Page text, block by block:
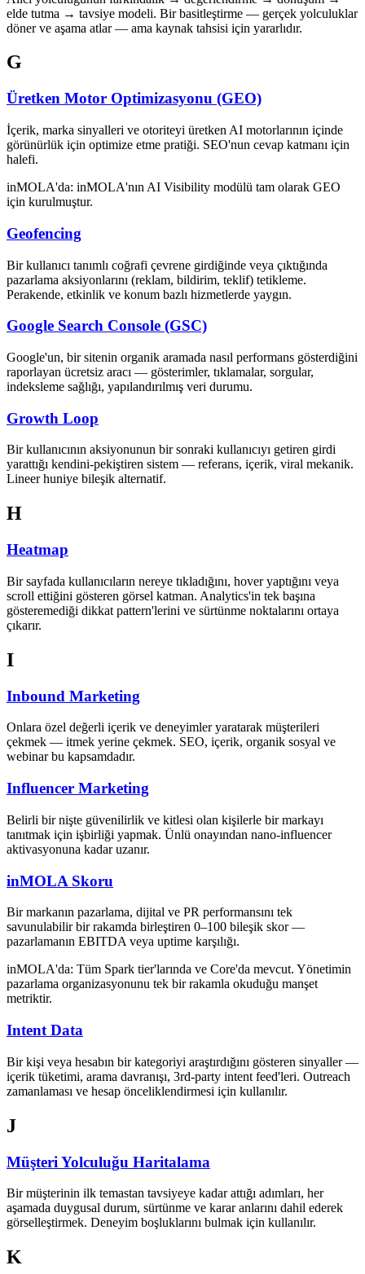
elde tutma → tavsiye modeli. Bir basitleştirme — gerçek yolculuklar
döner ve aşama atlar — ama kaynak tahsisi için yararlıdır.
G
Üretken Motor Optimizasyonu (GEO)
İçerik, marka sinyalleri ve otoriteyi üretken AI motorlarının içinde
görünürlük için optimize etme pratiği. SEO'nun cevap katmanı için
halefi.
inMOLA'da: inMOLA'nın AI Visibility modülü tam olarak GEO
için kurulmuştur.
Geofencing
Bir kullanıcı tanımlı coğrafi çevrene girdiğinde veya çıktığında
pazarlama aksiyonlarını (reklam, bildirim, teklif) tetikleme.
Perakende, etkinlik ve konum bazlı hizmetlerde yaygın.
Google Search Console (GSC)
Google'un, bir sitenin organik aramada nasıl performans gösterdiğini
raporlayan ücretsiz aracı — gösterimler, tıklamalar, sorgular,
indeksleme sağlığı, yapılandırılmış veri durumu.
Growth Loop
Bir kullanıcının aksiyonunun bir sonraki kullanıcıyı getiren girdi
yarattığı kendini-pekiştiren sistem — referans, içerik, viral mekanik.
Lineer huniye bileşik alternatif.
H
Heatmap
Bir sayfada kullanıcıların nereye tıkladığını, hover yaptığını veya
scroll ettiğini gösteren görsel katman. Analytics'in tek başına
gösteremediği dikkat pattern'lerini ve sürtünme noktalarını ortaya
çıkarır.
I
Inbound Marketing
Onlara özel değerli içerik ve deneyimler yaratarak müşterileri
çekmek — itmek yerine çekmek. SEO, içerik, organik sosyal ve
webinar bu kapsamdadır.
Influencer Marketing
Belirli bir nişte güvenilirlik ve kitlesi olan kişilerle bir markayı
tanıtmak için işbirliği yapmak. Ünlü onayından nano-influencer
aktivasyonuna kadar uzanır.
inMOLA Skoru
Bir markanın pazarlama, dijital ve PR performansını tek
savunulabilir bir rakamda birleştiren 0–100 bileşik skor —
pazarlamanın EBITDA veya uptime karşılığı.
inMOLA'da: Tüm Spark tier'larında ve Core'da mevcut. Yönetimin
pazarlama organizasyonunu tek bir rakamla okuduğu manşet
metriktir.
Intent Data
Bir kişi veya hesabın bir kategoriyi araştırdığını gösteren sinyaller —
içerik tüketimi, arama davranışı, 3rd-party intent feed'leri. Outreach
zamanlaması ve hesap önceliklendirmesi için kullanılır.
J
Müşteri Yolculuğu Haritalama
Bir müşterinin ilk temastan tavsiyeye kadar attığı adımları, her
aşamada duygusal durum, sürtünme ve karar anlarını dahil ederek
görselleştirmek. Deneyim boşluklarını bulmak için kullanılır.
K